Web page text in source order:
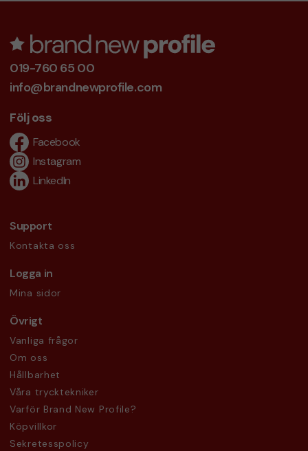
019-760 65 00
info@brandnewprofile.com
Följ oss
Facebook
Instagram
LinkedIn
Support
Kontakta oss
Logga in
Mina sidor
Övrigt
Vanliga frågor
Om oss
Hållbarhet
Våra trycktekniker
Varför Brand New Profile?
Köpvillkor
Sekretesspolicy